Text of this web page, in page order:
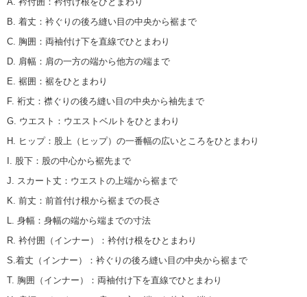
B. 着丈 ： 衿ぐりの後ろ縫い目の中央から裾まで
C. 胸囲 ： 両袖付け下を直線でひとまわり
D. 肩幅 ： 肩の一方の端から他方の端まで
E. 裾囲 ： 裾をひとまわり
F. 裄丈 ： 襟ぐりの後ろ縫い目の中央から袖先まで
G. ウエスト ： ウエストベルトをひとまわり
H. ヒップ： 股上（ヒップ）の一番幅の広いところをひとまわり
I. 股下 ： 股の中心から裾先まで
J. スカート丈 ： ウエストの上端から裾まで
K. 前丈 ： 前首付け根から裾までの長さ
L. 身幅 ： 身幅の端から端までの寸法
R. 衿付囲（インナー）
： 衿付け根をひとまわり
S.着丈（インナー）
： 衿ぐりの後ろ縫い目の中央から裾まで
T. 胸囲（インナー）
： 両袖付け下を直線でひとまわり